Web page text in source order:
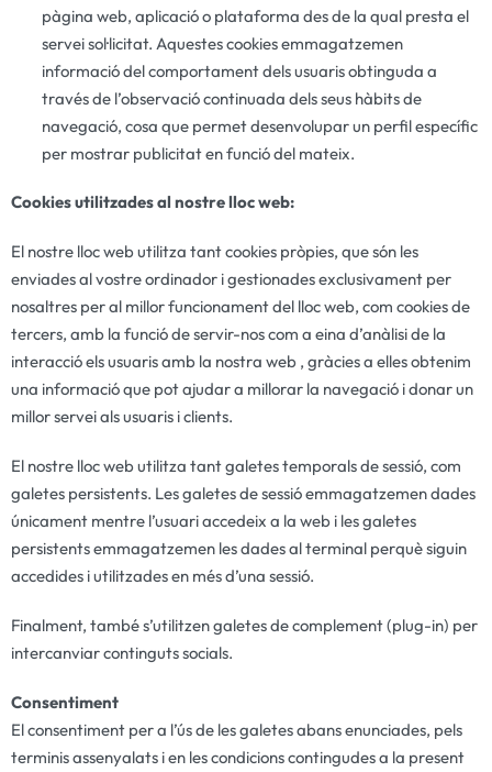
pàgina web, aplicació o plataforma des de la qual presta el
servei sol·licitat. Aquestes cookies emmagatzemen
informació del comportament dels usuaris obtinguda a
través de l’observació continuada dels seus hàbits de
navegació, cosa que permet desenvolupar un perfil específic
per mostrar publicitat en funció del mateix.
Cookies utilitzades al nostre lloc web:
El nostre lloc web utilitza tant cookies pròpies, que són les
enviades al vostre ordinador i gestionades exclusivament per
nosaltres per al millor funcionament del lloc web, com cookies de
tercers, amb la funció de servir-nos com a eina d’anàlisi de la
interacció els usuaris amb la nostra web , gràcies a elles obtenim
una informació que pot ajudar a millorar la navegació i donar un
millor servei als usuaris i clients.
El nostre lloc web utilitza tant galetes temporals de sessió, com
galetes persistents. Les galetes de sessió emmagatzemen dades
únicament mentre l’usuari accedeix a la web i les galetes
persistents emmagatzemen les dades al terminal perquè siguin
accedides i utilitzades en més d’una sessió.
Finalment, també s’utilitzen galetes de complement (plug-in) per
intercanviar continguts socials.
Consentiment
El consentiment per a l’ús de les galetes abans enunciades, pels
terminis assenyalats i en les condicions contingudes a la present